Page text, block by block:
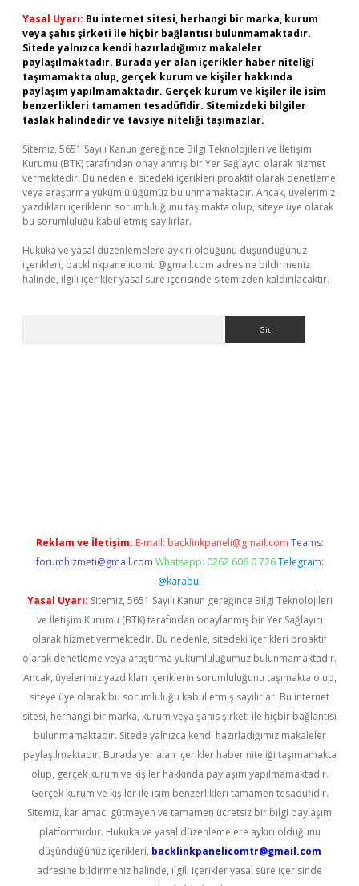
Yasal Uyarı: Bu internet sitesi, herhangi bir marka, kurum
veya şahıs şirketi ile hiçbir bağlantısı bulunmamaktadır.
Sitede yalnızca kendi hazırladığımız makaleler
paylaşılmaktadır. Burada yer alan içerikler haber niteliği
taşımamakta olup, gerçek kurum ve kişiler hakkında
paylaşım yapılmamaktadır. Gerçek kurum ve kişiler ile isim
benzerlikleri tamamen tesadüfidir. Sitemizdeki bilgiler
taslak halindedir ve tavsiye niteliği taşımazlar.
Sitemiz, 5651 Sayılı Kanun gereğince Bilgi Teknolojileri ve İletişim
Kurumu (BTK) tarafından onaylanmış bir Yer Sağlayıcı olarak hizmet
vermektedir. Bu nedenle, sitedeki içerikleri proaktif olarak denetleme
veya araştırma yükümlülüğümüz bulunmamaktadır. Ancak, üyelerimiz
yazdıkları içeriklerin sorumluluğunu taşımakta olup, siteye üye olarak
bu sorumluluğu kabul etmiş sayılırlar.
Hukuka ve yasal düzenlemelere aykırı olduğunu düşündüğünüz
içerikleri, backlinkpanelicomtr@gmail.com adresine bildirmeniz
halinde, ilgili içerikler yasal süre içerisinde sitemizden kaldırılacaktır.
Reklam ve İletişim: E-mail: backlinkpaneli@gmail.com Teams:
forumhizmeti@gmail.com Whatsapp: 0262 606 0 726 Telegram:
@karabul
Yasal Uyarı: Sitemiz, 5651 Sayılı Kanun gereğince Bilgi Teknolojileri
ve İletişim Kurumu (BTK) tarafından onaylanmış bir Yer Sağlayıcı
olarak hizmet vermektedir. Bu nedenle, sitedeki içerikleri proaktif
olarak denetleme veya araştırma yükümlülüğümüz bulunmamaktadır.
Ancak, üyelerimiz yazdıkları içeriklerin sorumluluğunu taşımakta olup,
siteye üye olarak bu sorumluluğu kabul etmiş sayılırlar. Bu internet
sitesi, herhangi bir marka, kurum veya şahıs şirketi ile hiçbir bağlantısı
bulunmamaktadır. Sitede yalnızca kendi hazırladığımız makaleler
paylaşılmaktadır. Burada yer alan içerikler haber niteliği taşımamakta
olup, gerçek kurum ve kişiler hakkında paylaşım yapılmamaktadır.
Gerçek kurum ve kişiler ile isim benzerlikleri tamamen tesadüfidir.
Sitemiz, kar amacı gütmeyen ve tamamen ücretsiz bir bilgi paylaşım
platformudur. Hukuka ve yasal düzenlemelere aykırı olduğunu
düşündüğünüz içerikleri, backlinkpanelicomtr@gmail.com
adresine bildirmeniz halinde, ilgili içerikler yasal süre içerisinde